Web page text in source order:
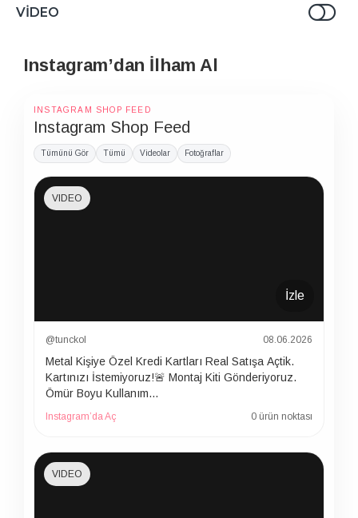
VIDEO
Instagram’dan İlham Al
INSTAGRAM SHOP FEED
Instagram Shop Feed
Tümünü Gör Tümü Videolar Fotoğraflar
İzle
VIDEO
@tunckol 08.06.2026
Metal Kişiye Özel Kredi Kartları Real Satışa Açtik.
Kartınızı İstemiyoruz!🚨 Montaj Kiti Gönderiyoruz.
Ömür Boyu Kullanım…
Instagram’da Aç 0 ürün noktası
VIDEO